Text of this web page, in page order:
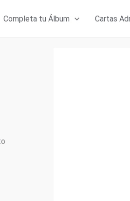
Completa tu Álbum Cartas